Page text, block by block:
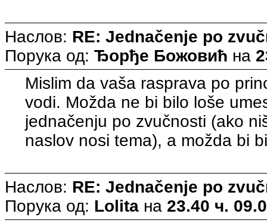
Наслов: RE: Jednačenje po
Порука од: Ђорђе Божовић на
Mislim da vaša rasprava po
vodi. Možda ne bi bilo loše
jednačenju po zvučnosti (ako
naslov nosi tema), a možda bi
Наслов: RE: Jednačenje po
Порука од: Lolita на 23.40 ч.